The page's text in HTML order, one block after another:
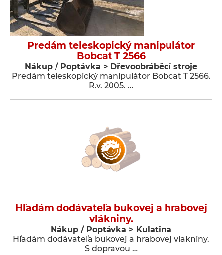
Predám teleskopický manipulátor
Bobcat T 2566
Nákup / Poptávka > Dřevoobráběcí stroje
Predám teleskopický manipulátor Bobcat T 2566.
R.v. 2005. …
Hľadám dodávateľa bukovej a hrabovej
vlákniny.
Nákup / Poptávka > Kulatina
Hľadám dodávateľa bukovej a hrabovej vlakniny.
S dopravou …